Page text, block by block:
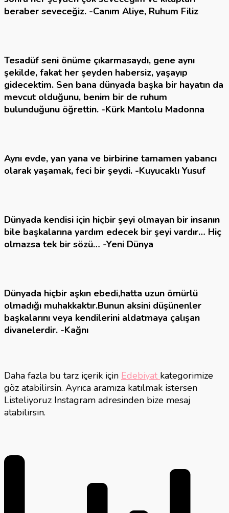
beraber seveceğiz. -Canım Aliye, Ruhum Filiz
Tesadüf seni önüme çıkarmasaydı, gene aynı
şekilde, fakat her şeyden habersiz, yaşayıp
gidecektim. Sen bana dünyada başka bir hayatın da
mevcut olduğunu, benim bir de ruhum
bulunduğunu öğrettin. -Kürk Mantolu Madonna
Aynı evde, yan yana ve birbirine tamamen yabancı
olarak yaşamak, feci bir şeydi. -Kuyucaklı Yusuf
Dünyada kendisi için hiçbir şeyi olmayan bir insanın
bile başkalarına yardım edecek bir şeyi vardır… Hiç
olmazsa tek bir sözü… -Yeni Dünya
Dünyada hiçbir aşkın ebedi,hatta uzun ömürlü
olmadığı muhakkaktır.Bunun aksini düşünenler
başkalarını veya kendilerini aldatmaya çalışan
divanelerdir. -Kağnı
Daha fazla bu tarz içerik için Edebiyat kategorimize
göz atabilirsin. Ayrıca aramıza katılmak istersen
Listeliyoruz Instagram adresinden bize mesaj
atabilirsin.